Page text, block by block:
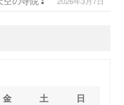
金 土 日